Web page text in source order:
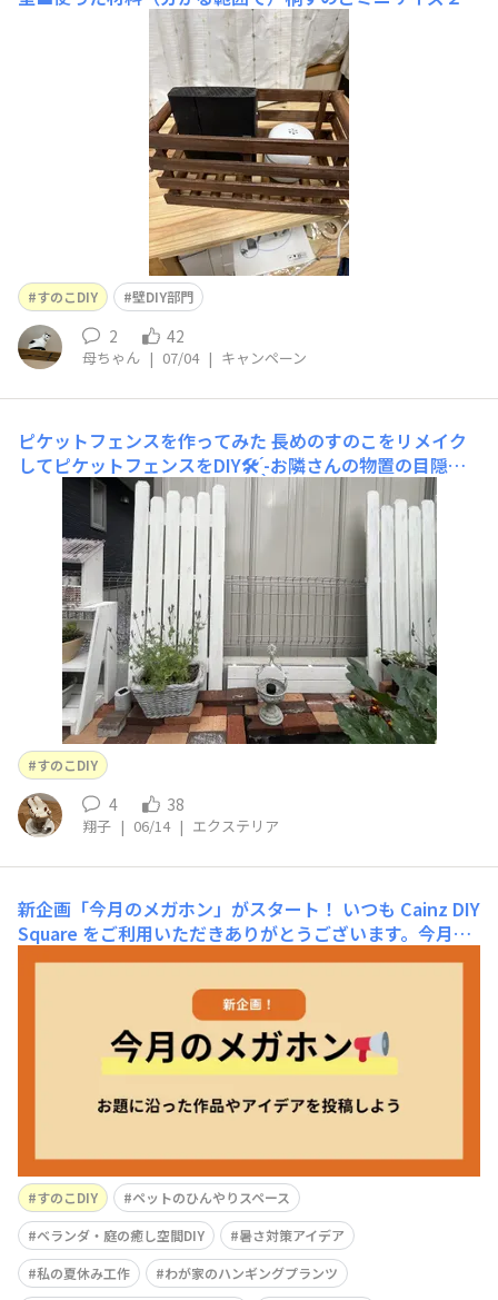
組端材（丸）いずれもカインズホームのもの和信ペイント
のソリッド（ブラウン）ミニビス16mm 黒木工用ボン
ド、ウェットシート■工程（分かる範囲で）下記の通り■
こだわりポイントカインズで買って来たものだけで作りま
した。そしてノコギリ要らず
すのこDIY 壁DIY部門
2 42
母ちゃん | 07/04 | キャンペーン
ピケットフェンスを作ってみた 長めのすのこをリメイク
してピケットフェンスをDIY🛠 ̖́-‬‬お隣さんの物置の目隠し
に置いてみたら、景色がふんわりまとまっていい感じに。
フェンスの間に空けたスペースはアンティークドア🚪のた
めの特等席♡物置を隠すには、もう少し高くしたかったけ
ど、これから置くドアとのバランスを考えあえて低めに調
整📏ア
すのこDIY
4 38
翔子 | 06/14 | エクステリア
新企画「今月のメガホン」がスタート！ いつも Cainz DIY
Square をご利用いただきありがとうございます。今月か
ら新企画「今月のメガホン」がスタートします📢今月のメ
ガホンとは？運営から毎月いくつかのお題（ハッシュタ
グ）を発表し、そのお題に沿った作品やアイデアをみなさ
んから募集する企画です。毎月テーマが変わりますので、
すのこDIY
ペットのひんやりスペース
ベランダ・庭の癒し空間DIY
暑さ対策アイデア
私の夏休み工作
わが家のハンギングプランツ